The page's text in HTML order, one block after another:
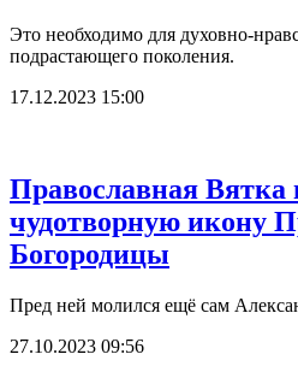
Это необходимо для духовно-
подрастающего поколения.
17.12.2023 15:00
Православная Вятка
чудотворную икону
Богородицы
Пред ней молился ещё сам
27.10.2023 09:56